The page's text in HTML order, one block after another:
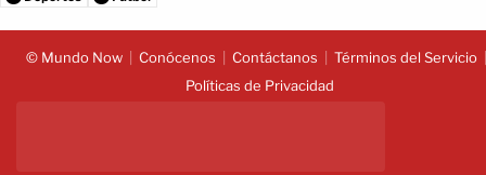
© Mundo Now Conócenos Contáctanos
Términos del Servicio
Políticas de Privacidad